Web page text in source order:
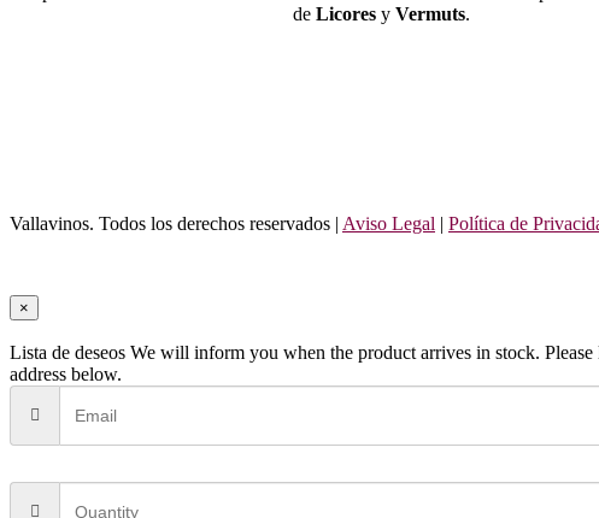
de Licoresy Vermuts.
Vallavinos. Todos los derechos reservados | Aviso Legal | Política de
×
Lista de deseos We will inform you when the product arrives in stock.
address below.